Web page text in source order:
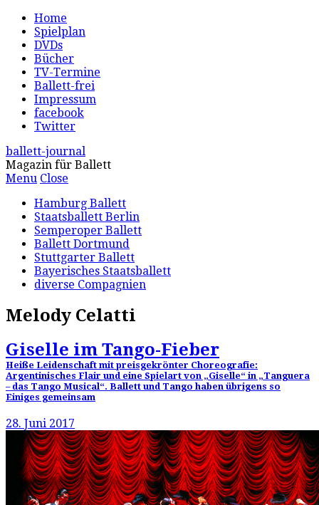
Home
Spielplan
DVDs
Bücher
TV-Termine
Ballett-frei
Impressum
facebook
Twitter
ballett-journal
Magazin für Ballett
Menu Close
Hamburg Ballett
Staatsballett Berlin
Semperoper Ballett
Ballett Dortmund
Stuttgarter Ballett
Bayerisches Staatsballett
diverse Compagnien
Melody Celatti
Giselle im Tango-Fieber
Heiße Leidenschaft mit preisgekrönter Choreografie:
Argentinisches Flair und eine Spielart von „Giselle“ in „Tanguera
– das Tango Musical“. Ballett und Tango haben übrigens so
Einiges gemeinsam
28. Juni 2017